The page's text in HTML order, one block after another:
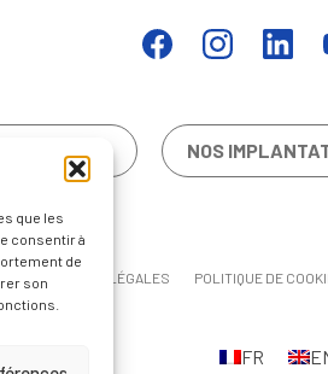
que les
consentir à
de
son
CONTACTER NOS
MENTIONS LÉGALES POLITIQUE DE
FR